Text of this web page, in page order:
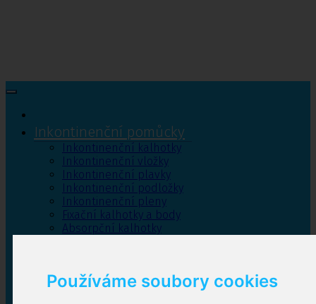
Používáme soubory cookies
Inkontinenční pomůcky
Inkontinenční kalhotky
Inkontinenční vložky
Inkontinenční plavky
Inkontinenční podložky
Inkontinenční pleny
Fixační kalhotky a body
Absorpční kalhotky